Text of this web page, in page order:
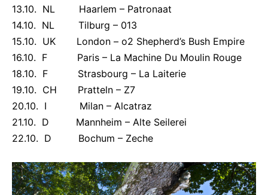
13.10. NL Haarlem – Patronaat
14.10. NL Tilburg – 013
15.10. UK London – o2 Shepherd’s Bush Empire
16.10. F Paris – La Machine Du Moulin Rouge
18.10. F Strasbourg – La Laiterie
19.10. CH Pratteln – Z7
20.10. I Milan – Alcatraz
21.10. D Mannheim – Alte Seilerei
22.10. D Bochum – Zeche